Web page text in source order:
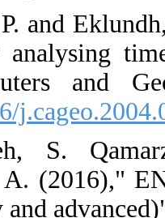
28. Jönsson,
program for
data,
[DOI:10.1016/
29.
Shamsabadi,
(introductory